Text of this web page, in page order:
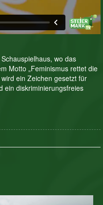
wo das
Motto „Feminismus rettet die
ein Zeichen gesetzt für
ein diskriminierungsfreies